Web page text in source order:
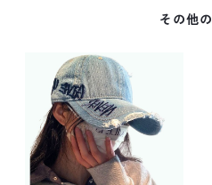
その他